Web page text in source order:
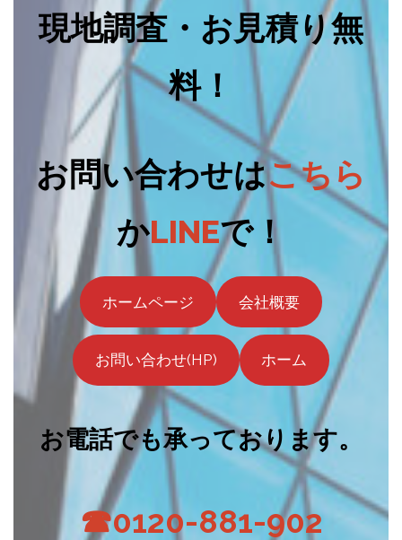
現地調査・お見積り無
料！
お問い合わせはこちら
かLINEで！
ホームページ 会社概要
お問い合わせ(HP) ホーム
お電話でも承っております。
☎0120-881-902